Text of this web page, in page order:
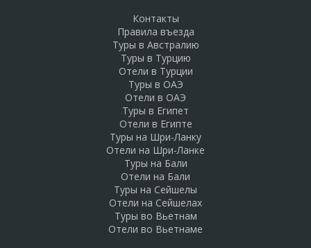
Контакты
Правила въезда
Туры в Австралию
Туры в Турцию
Отели в Турции
Туры в ОАЭ
Отели в ОАЭ
Туры в Египет
Отели в Египте
Туры на Шри-Ланку
Отели на Шри-Ланке
Туры на Бали
Отели на Бали
Туры на Сейшелы
Отели на Сейшелах
Туры во Вьетнам
Отели во Вьетнаме